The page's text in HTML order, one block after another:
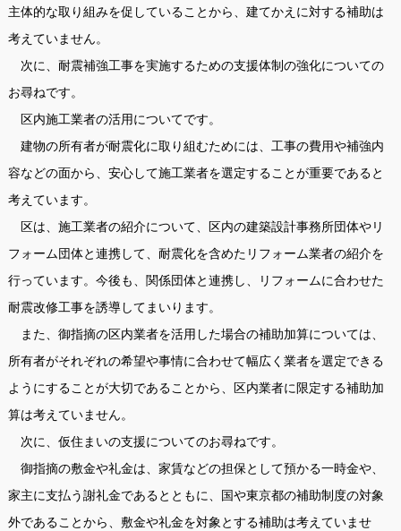
主体的な取り組みを促していることから、建てかえに対する補助は
考えていません。
次に、耐震補強工事を実施するための支援体制の強化についての
お尋ねです。
区内施工業者の活用についてです。
建物の所有者が耐震化に取り組むためには、工事の費用や補強内
容などの面から、安心して施工業者を選定することが重要であると
考えています。
区は、施工業者の紹介について、区内の建築設計事務所団体やリ
フォーム団体と連携して、耐震化を含めたリフォーム業者の紹介を
行っています。今後も、関係団体と連携し、リフォームに合わせた
耐震改修工事を誘導してまいります。
また、御指摘の区内業者を活用した場合の補助加算については、
所有者がそれぞれの希望や事情に合わせて幅広く業者を選定できる
ようにすることが大切であることから、区内業者に限定する補助加
算は考えていません。
次に、仮住まいの支援についてのお尋ねです。
御指摘の敷金や礼金は、家賃などの担保として預かる一時金や、
家主に支払う謝礼金であるとともに、国や東京都の補助制度の対象
外であることから、敷金や礼金を対象とする補助は考えていませ